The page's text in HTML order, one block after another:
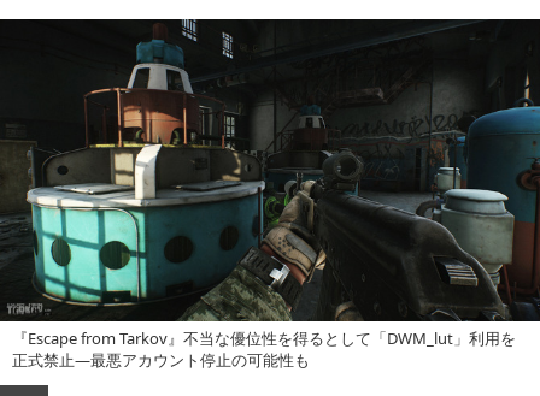
『Escape from Tarkov』不当な優位性を得るとして「DWM_lut」利用を
正式禁止―最悪アカウント停止の可能性も